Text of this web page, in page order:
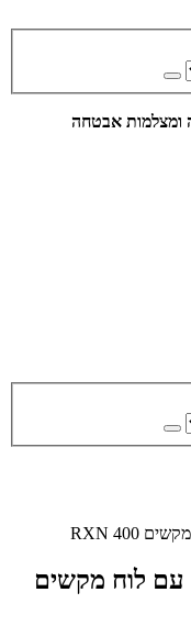
ומצלמות אבטחה
מערכת אזעקה CAPTAIN 8 עם לוח מקשים